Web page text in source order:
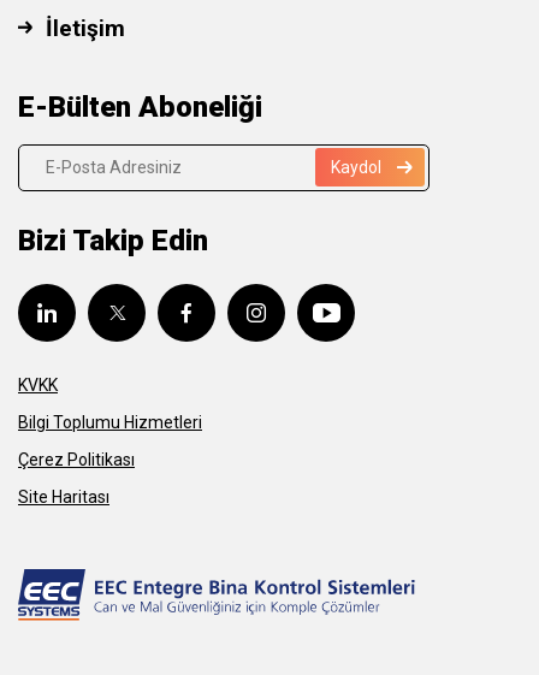
İletişim
E-Bülten Aboneliği
Kaydol
Bizi Takip Edin
KVKK
Bilgi Toplumu Hizmetleri
Çerez Politikası
Site Haritası